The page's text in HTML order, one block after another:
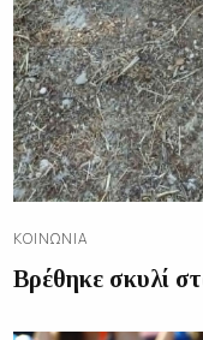
ΚΟΙΝΩΝΊΑ
Βρέθηκε σκυλί